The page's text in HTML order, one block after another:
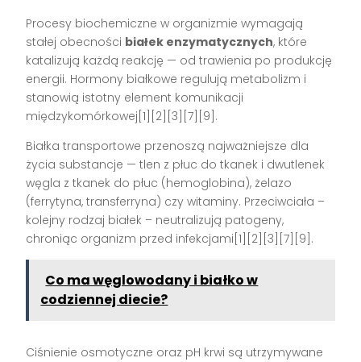
Procesy biochemiczne w organizmie wymagają
stałej obecności białek enzymatycznych, które
katalizują każdą reakcję — od trawienia po produkcję
energii. Hormony białkowe regulują metabolizm i
stanowią istotny element komunikacji
międzykomórkowej[1][2][3][7][9].
Białka transportowe przenoszą najważniejsze dla
życia substancje — tlen z płuc do tkanek i dwutlenek
węgla z tkanek do płuc (hemoglobina), żelazo
(ferrytyna, transferryna) czy witaminy. Przeciwciała –
kolejny rodzaj białek – neutralizują patogeny,
chroniąc organizm przed infekcjami[1][2][3][7][9].
Co ma węglowodany i białko w
codziennej diecie?
Ciśnienie osmotyczne oraz pH krwi są utrzymywane